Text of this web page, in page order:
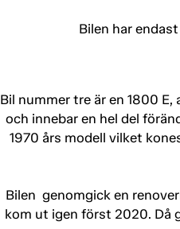
Bilen har
Bil nummer tre är en 1800
och innebar en hel del
1970 års modell vilket
Bilen genomgick en
kom ut igen först 2020. Då